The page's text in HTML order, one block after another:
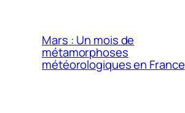
Mars : Un mois de
métamorphoses
météorologiques en France